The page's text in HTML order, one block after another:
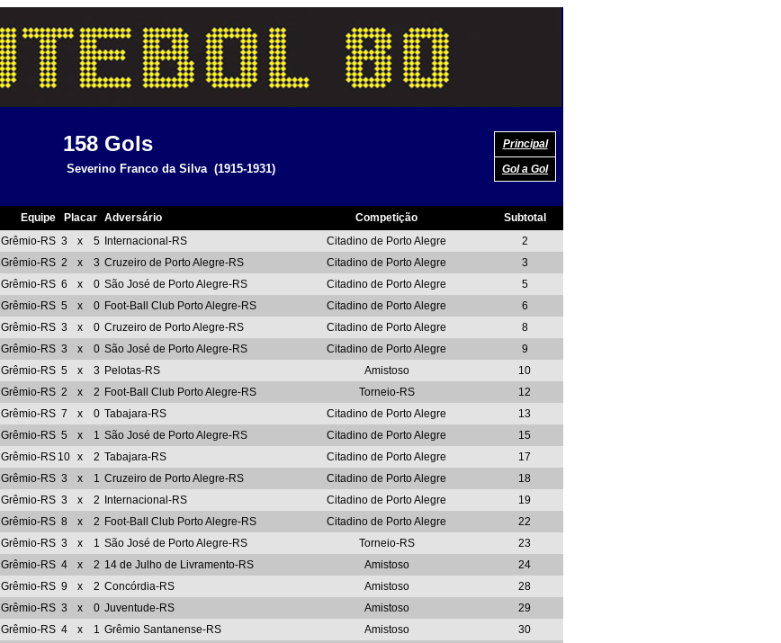
158 Gols Principal
Severino Franco da Silva (1915-1931) Gol a Gol
Equipe Placar Adversário Competição
Subtotal
Grêmio-RS 3 x 5 Internacional-RS Citadino de Porto Alegre
2
Grêmio-RS 2 x 3 Cruzeiro de Porto Alegre-RS Citadino de Porto Alegre
3
Grêmio-RS 6 x 0 São José de Porto Alegre-RS Citadino de Porto Alegre
5
Grêmio-RS 5 x 0 Foot-Ball Club Porto Alegre-RS Citadino de Porto Alegre
6
Grêmio-RS 3 x 0 Cruzeiro de Porto Alegre-RS Citadino de Porto Alegre
8
Grêmio-RS 3 x 0 São José de Porto Alegre-RS Citadino de Porto Alegre
9
Grêmio-RS 5 x 3 Pelotas-RS Amistoso
10
Grêmio-RS 2 x 2 Foot-Ball Club Porto Alegre-RS Torneio-RS
12
Grêmio-RS 7 x 0 Tabajara-RS Citadino de Porto Alegre
13
Grêmio-RS 5 x 1 São José de Porto Alegre-RS Citadino de Porto Alegre
15
Grêmio-RS 10 x 2 Tabajara-RS Citadino de Porto Alegre
17
Grêmio-RS 3 x 1 Cruzeiro de Porto Alegre-RS Citadino de Porto Alegre
18
Grêmio-RS 3 x 2 Internacional-RS Citadino de Porto Alegre
19
Grêmio-RS 8 x 2 Foot-Ball Club Porto Alegre-RS Citadino de Porto Alegre
22
Grêmio-RS 3 x 1 São José de Porto Alegre-RS Torneio-RS
23
Grêmio-RS 4 x 2 14 de Julho de Livramento-RS Amistoso
24
Grêmio-RS 9 x 2 Concórdia-RS Amistoso
28
Grêmio-RS 3 x 0 Juventude-RS Amistoso
29
Grêmio-RS 4 x 1 Grêmio Santanense-RS Amistoso
30